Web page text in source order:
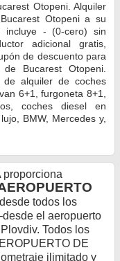
Otopeni. Alquiler
Otopeni a su
incluye - (0-cero) sin
adicional gratis,
de descuento para
Bucarest Otopeni.
de alquiler de coches
6+1, furgoneta 8+1,
coches diesel en
BMW, Mercedes y,
todos los
el aeropuerto
Todos los
DE
ilimitado y